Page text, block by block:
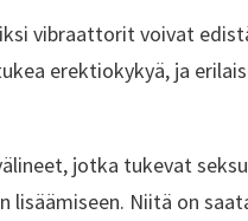
vibraattorit voivat
erektiokykyä, ja
jotka tukevat
Niitä on